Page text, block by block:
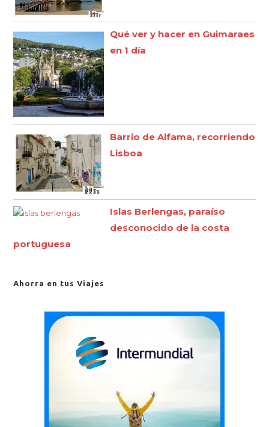
Qué ver y hacer en Guimaraes
en 1 día
Barrio de Alfama, recorriendo
Lisboa
Islas Berlengas, paraíso
desconocido de la costa
portuguesa
Ahorra en tus Viajes